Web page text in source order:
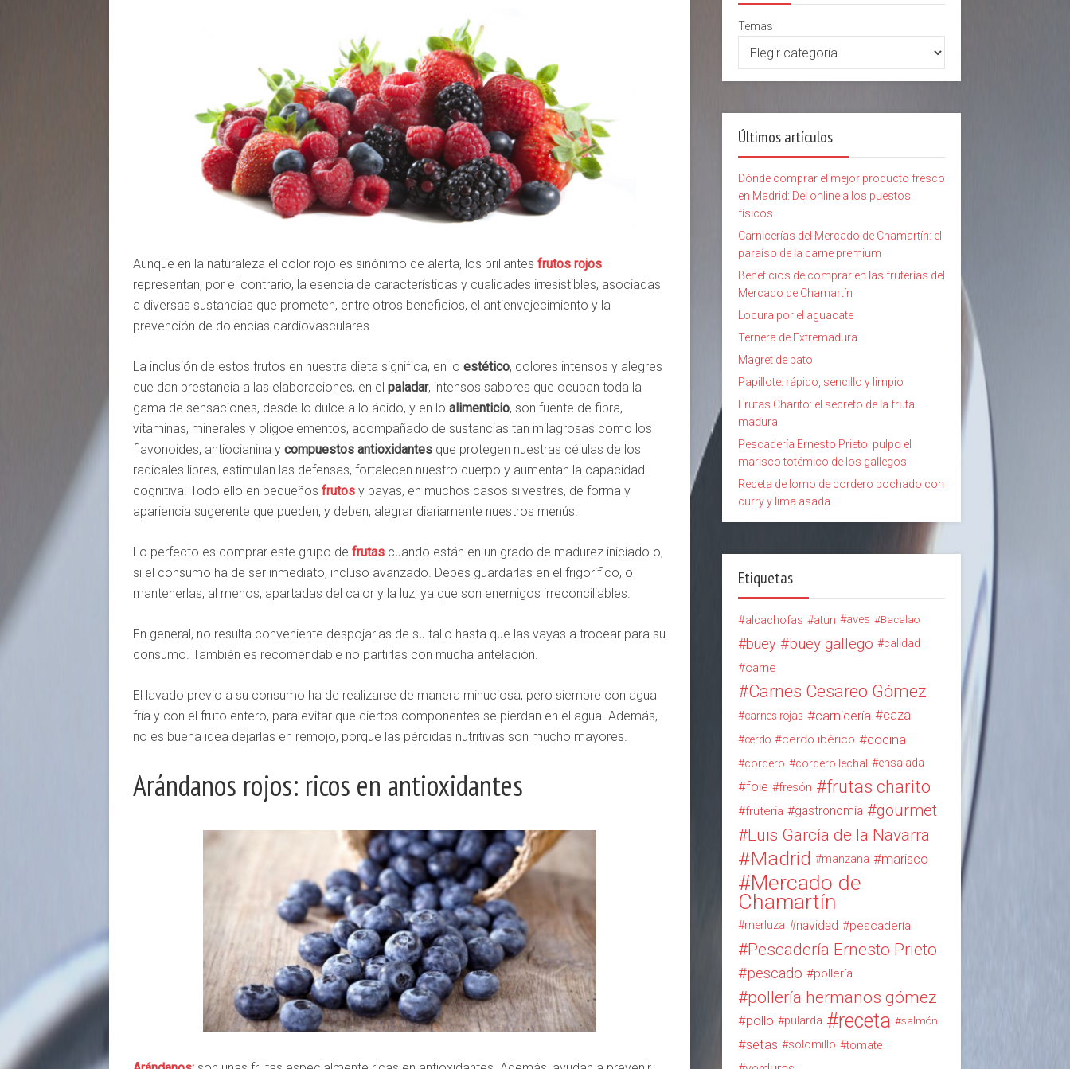
Aunque en la naturaleza el color rojo es sinónimo de alerta, los brillantes frutos rojos
representan, por el contrario, la esencia de características y cualidades irresistibles, asociadas
a diversas sustancias que prometen, entre otros beneficios, el antienvejecimiento y la
prevención de dolencias cardiovasculares.
La inclusión de estos frutos en nuestra dieta significa, en lo estético, colores intensos y alegres
que dan prestancia a las elaboraciones, en el paladar, intensos sabores que ocupan toda la
gama de sensaciones, desde lo dulce a lo ácido, y en lo alimenticio, son fuente de fibra,
vitaminas, minerales y oligoelementos, acompañado de sustancias tan milagrosas como los
flavonoides, antiocianina y compuestos antioxidantes que protegen nuestras células de los
radicales libres, estimulan las defensas, fortalecen nuestro cuerpo y aumentan la capacidad
cognitiva. Todo ello en pequeños frutos y bayas, en muchos casos silvestres, de forma y
apariencia sugerente que pueden, y deben, alegrar diariamente nuestros menús.
Lo perfecto es comprar este grupo de frutas cuando están en un grado de madurez iniciado o,
si el consumo ha de ser inmediato, incluso avanzado. Debes guardarlas en el frigorífico, o
mantenerlas, al menos, apartadas del calor y la luz, ya que son enemigos irreconciliables.
En general, no resulta conveniente despojarlas de su tallo hasta que las vayas a trocear para su
consumo. También es recomendable no partirlas con mucha antelación.
El lavado previo a su consumo ha de realizarse de manera minuciosa, pero siempre con agua
fría y con el fruto entero, para evitar que ciertos componentes se pierdan en el agua. Además,
no es buena idea dejarlas en remojo, porque las pérdidas nutritivas son mucho mayores.
Arándanos rojos: ricos en antioxidantes
Temas
Últimos artículos
Dónde comprar el mejor producto fresco
en Madrid: Del online a los puestos
físicos
Carnicerías del Mercado de Chamartín: el
paraíso de la carne premium
Beneficios de comprar en las fruterías del
Mercado de Chamartín
Locura por el aguacate
Ternera de Extremadura
Magret de pato
Papillote: rápido, sencillo y limpio
Frutas Charito: el secreto de la fruta
madura
Pescadería Ernesto Prieto: pulpo el
marisco totémico de los gallegos
Receta de lomo de cordero pochado con
curry y lima asada
Etiquetas
alcachofas atun aves Bacalao
buey buey gallego calidad
carne
Carnes Cesareo Gómez
carnes rojas carnicería caza
cerdo cerdo ibérico cocina
cordero cordero lechal ensalada
foie fresón frutas charito
fruteria gastronomía gourmet
Luis García de la Navarra
Madrid manzana marisco
Mercado de
Chamartín
merluza navidad pescadería
Pescadería Ernesto Prieto
pescado pollería
pollería hermanos gómez
pollo pularda receta salmón
setas solomillo tomate